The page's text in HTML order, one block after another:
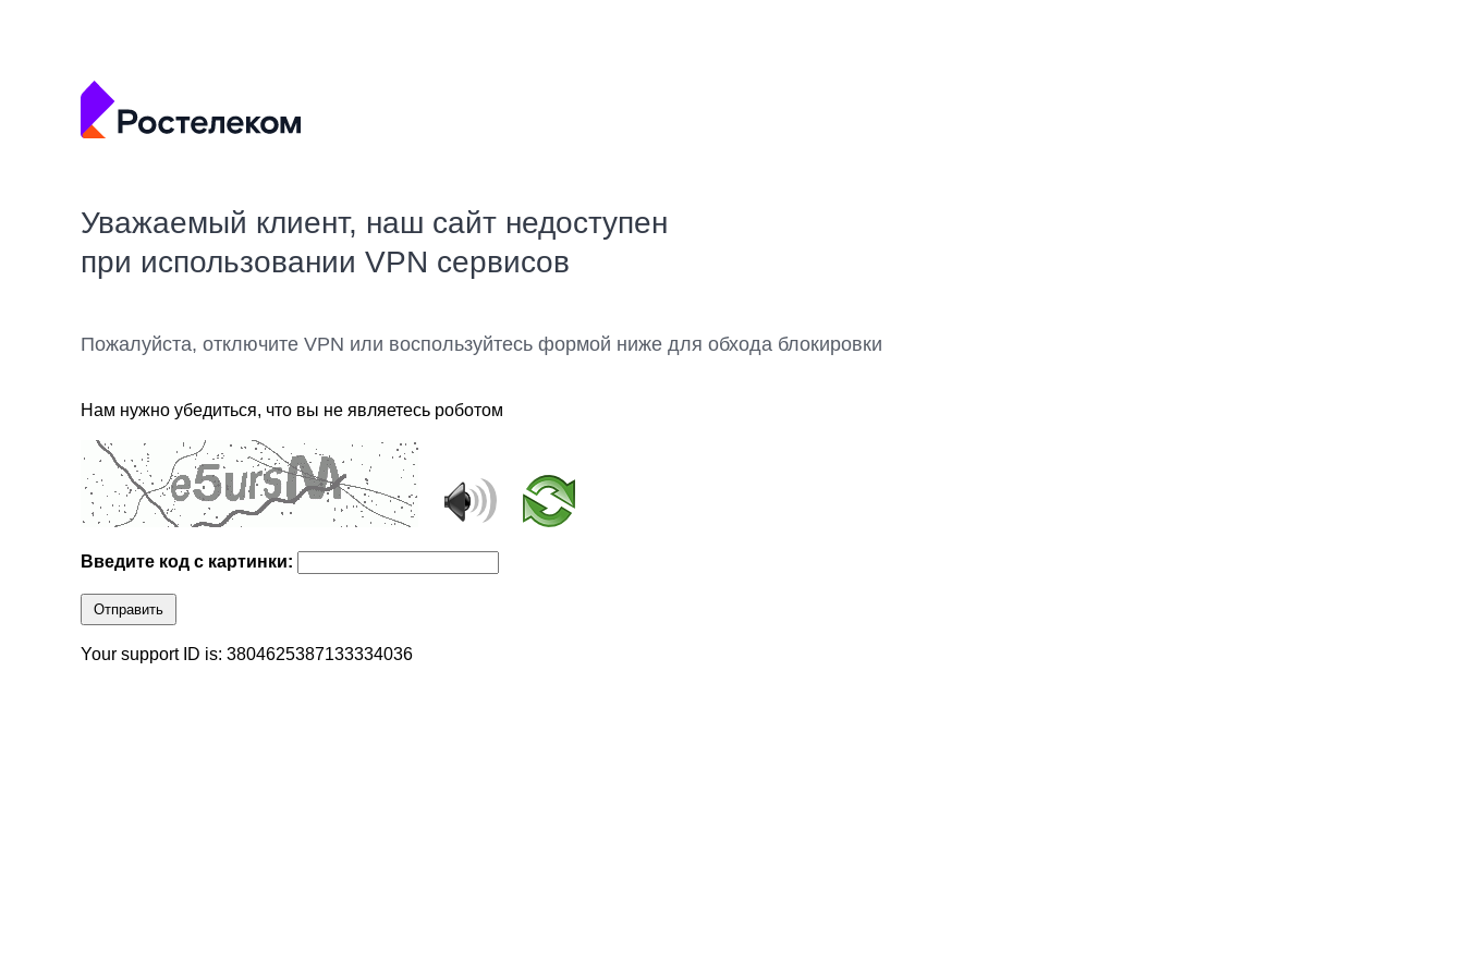
Уважаемый клиент, наш сайт недоступен
при использовании VPN сервисов
Пожалуйста, отключите VPN или воспользуйтесь формой ниже для обхода блокировки
Нам нужно убедиться, что вы не являетесь роботом
Введите код с картинки:
Отправить
Your support ID is: 3804625387133334036